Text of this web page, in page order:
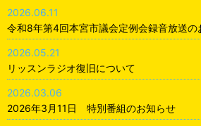
2026.06.11
令和8年第4回本宮市議会定例会録音放送の
2026.05.21
リッスンラジオ復旧について
2026.03.06
2026年3月11日 特別番組のお知らせ